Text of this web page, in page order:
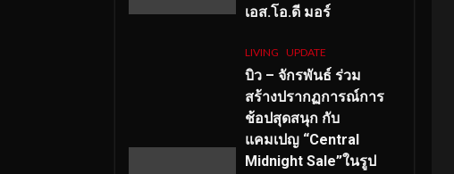
เอส.โอ.ดี มอร์
LIVING UPDATE
บิว – จักรพันธ์ ร่วม
สร้างปรากฏการณ์การ
ช้อปสุดสนุก กับ
แคมเปญ “Central
Midnight Sale”ในรูป